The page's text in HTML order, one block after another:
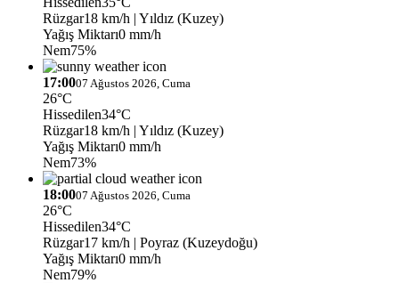
Rüzgar18 km/h | Yıldız (Kuzey)
Yağış Miktarı0 mm/h
Nem75%
17:0007 Ağustos 2026, Cuma
26°C
Hissedilen34°C
Rüzgar18 km/h | Yıldız (Kuzey)
Yağış Miktarı0 mm/h
Nem73%
18:0007 Ağustos 2026, Cuma
26°C
Hissedilen34°C
Rüzgar17 km/h | Poyraz (Kuzeydoğu)
Yağış Miktarı0 mm/h
Nem79%